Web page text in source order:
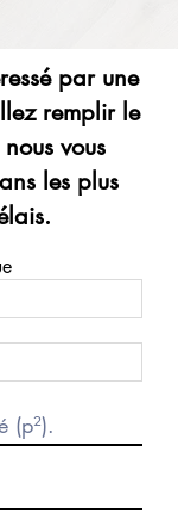
par une
remplir le
vous
les plus